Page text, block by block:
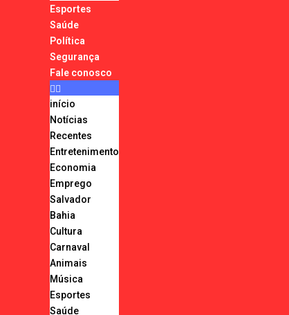
Esportes
Saúde
Política
Segurança
Fale conosco
início
Notícias
Recentes
Entretenimento
Economia
Emprego
Salvador
Bahia
Cultura
Carnaval
Animais
Música
Esportes
Saúde